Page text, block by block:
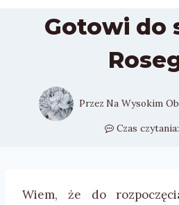
Gotowi do
Przez Na Wysokim
Czas czytania:
Wiem, że do